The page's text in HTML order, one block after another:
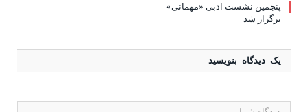
پنجمین نشست ادبی «مهمانی»
برگزار شد
یک دیدگاه بنویسید